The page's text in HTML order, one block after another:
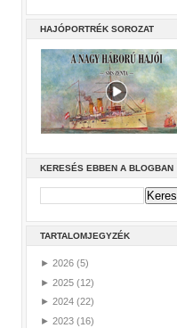
HAJÓPORTRÉK SOROZAT
KERESÉS EBBEN A BLOGBAN
TARTALOMJEGYZÉK
► 2026 (5)
► 2025 (12)
► 2024 (22)
► 2023 (16)